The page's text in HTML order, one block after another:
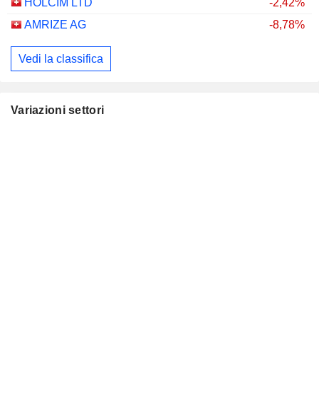
HOLCIM LTD
-2,42%
AMRIZE AG
-8,78%
Vedi la classifica
Variazioni settori